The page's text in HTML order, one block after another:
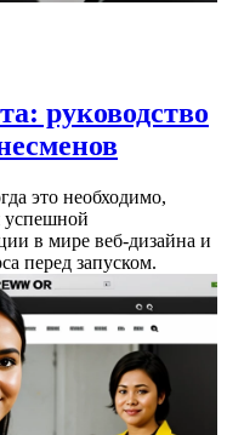
руководство
это необходимо,
успешной
в мире веб-дизайна и
перед запуском.